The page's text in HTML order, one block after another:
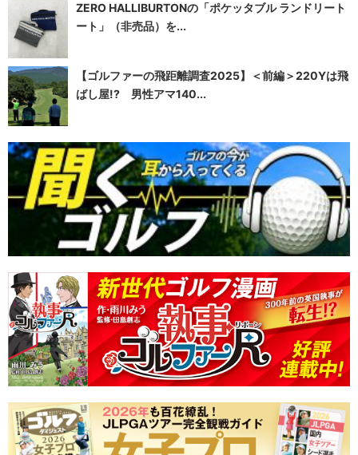
ZERO HALLIBURTONの「ポケッタブル ランドリート
ート」（非売品）を...
【ゴルファーの飛距離調査2025】＜前編＞220Yは飛
ばし屋!? 男性アマ140...